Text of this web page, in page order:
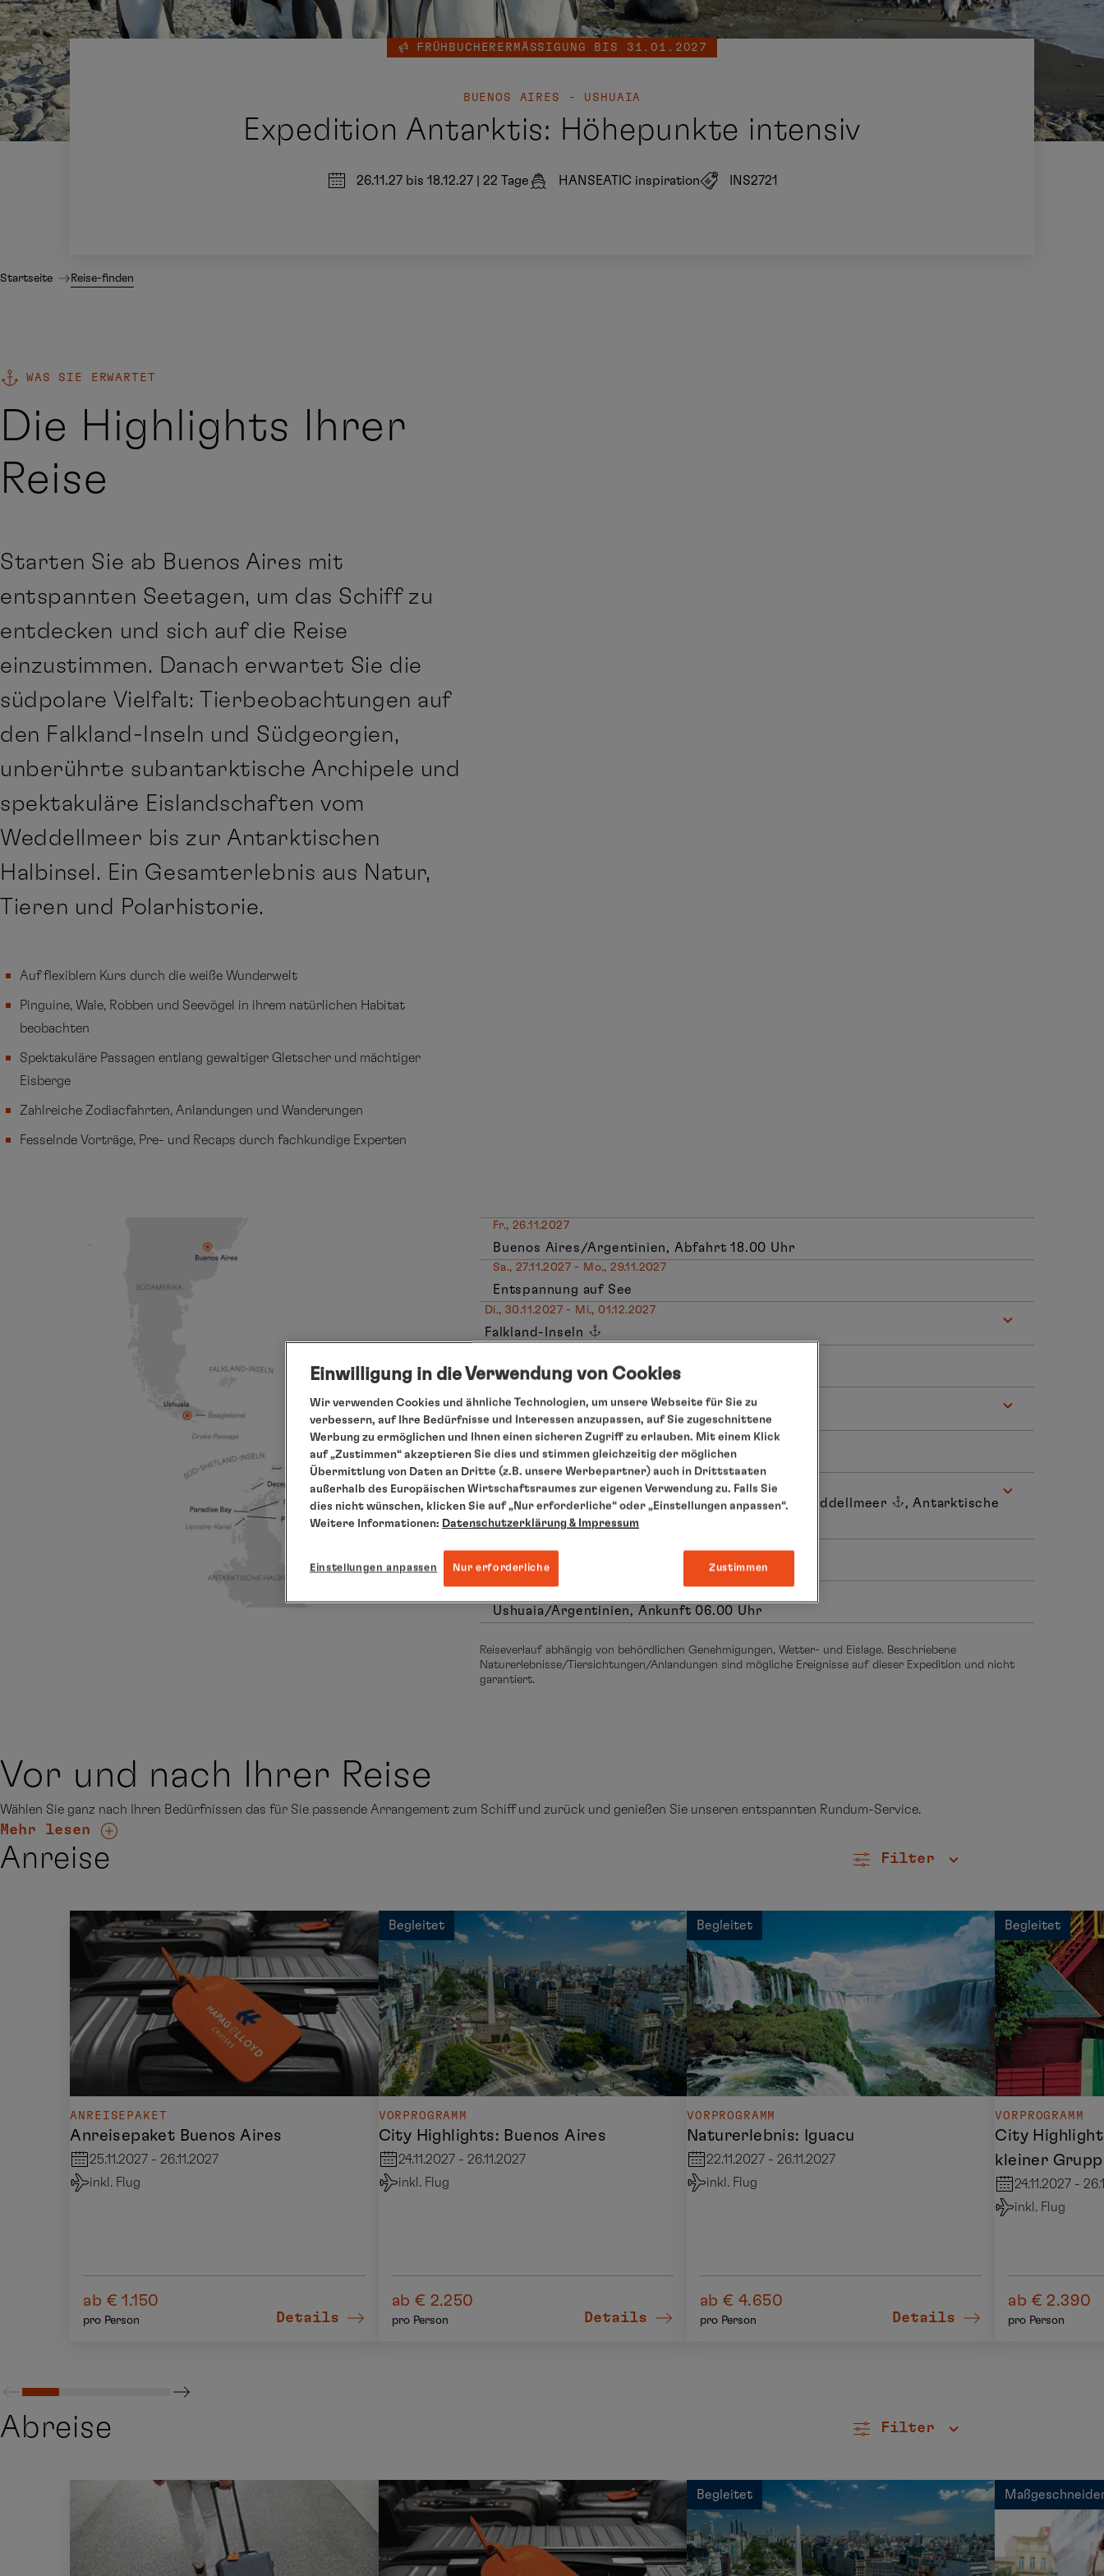
BUENOS AIRES - USHUAIA
Expedition Antarktis: Höhepunkte intensiv
FRÜHBUCHERERMÄSSIGUNG BIS 31.01.2027
26.11.27 bis 18.12.27 22 Tage HANSEATIC inspiration INS2721
Startseite Reise-finden
WAS SIE ERWARTET
Die Highlights Ihrer
Reise
Starten Sie ab Buenos Aires mit
entspannten Seetagen, um das Schiff zu
entdecken und sich auf die Reise
einzustimmen. Danach erwartet Sie die
südpolare Vielfalt: Tierbeobachtungen auf
den Falkland-Inseln und Südgeorgien,
unberührte subantarktische Archipele und
spektakuläre Eislandschaften vom
Weddellmeer bis zur Antarktischen
Halbinsel. Ein Gesamterlebnis aus Natur,
Tieren und Polarhistorie.
Auf flexiblem Kurs durch die weiße Wunderwelt
Pinguine, Wale, Robben und Seevögel in ihrem natürlichen Habitat
beobachten
Spektakuläre Passagen entlang gewaltiger Gletscher und mächtiger
Eisberge
Zahlreiche Zodiacfahrten, Anlandungen und Wanderungen
Fesselnde Vorträge, Pre- und Recaps durch fachkundige Experten
Fr., 26.11.2027
Buenos Aires/Argentinien, Abfahrt 18.00 Uhr
Sa., 27.11.2027 - Mo., 29.11.2027
Entspannung auf See
Di., 30.11.2027 - Mi., 01.12.2027
Falkland-Inseln
Entspannung auf See
Sa., 04.12.2027 - Mo., 06.12.2027
Südgeorgien
Di., 07.12.2027
Entspannung auf See
Mi., 08.12.2027 - Mi., 15.12.2027
Süd-Orkney-Inseln , Süd-Shetland-Inseln , Weddellmeer
, Antarktische
Halbinsel
Fahrt durch die Drake Passage
Sa., 18.12.2027
Ushuaia/Argentinien, Ankunft 06.00 Uhr
Reiseverlauf abhängig von behördlichen Genehmigungen, Wetter- und Eislage. Beschriebene
Naturerlebnisse/Tiersichtungen/Anlandungen sind mögliche Ereignisse auf dieser Expedition und nicht
garantiert.
Vor und nach Ihrer Reise
Wählen Sie ganz nach Ihren Bedürfnissen das für Sie passende Arrangement zum Schiff und zurück und genießen Sie unseren entspannten Rundum-Service.
Mehr lesen
Anreise Filter
ANREISEPAKET
Anreisepaket Buenos Aires
25.11.2027 - 26.11.2027
inkl. Flug
ab € 1.150
pro Person Details
Begleitet
VORPROGRAMM
City Highlights: Buenos Aires
24.11.2027 - 26.11.2027
inkl. Flug
ab € 2.250
pro Person Details
Begleitet
VORPROGRAMM
Naturerlebnis: Iguacu
22.11.2027 - 26.11.2027
inkl. Flug
ab € 4.650
pro Person Details
Begleitet
VORPROGRAMM
City
kleiner
24.11.2027 -
inkl. Flug
ab € 2.390
pro Person
Abreise Filter
Begleitet
Einwilligung in die Verwendung von Cookies
Wir verwenden Cookies und ähnliche Technologien, um unsere Webseite für Sie zu
verbessern, auf Ihre Bedürfnisse und Interessen anzupassen, auf Sie zugeschnittene
Werbung zu ermöglichen und Ihnen einen sicheren Zugriff zu erlauben. Mit einem Klick
auf „Zustimmen“ akzeptieren Sie dies und stimmen gleichzeitig der möglichen
Übermittlung von Daten an Dritte (z.B. unsere Werbepartner) auch in Drittstaaten
außerhalb des Europäischen Wirtschaftsraumes zur eigenen Verwendung zu. Falls Sie
dies nicht wünschen, klicken Sie auf „Nur erforderliche“ oder „Einstellungen anpassen“.
Weitere Informationen: Datenschutzerklärung & Impressum
Einstellungen anpassen Nur erforderliche Zustimmen